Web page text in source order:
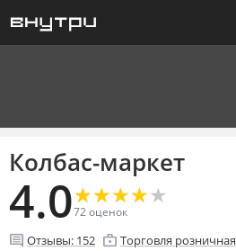
Колбас-маркет
4.0★
★★
★★
★★
★★
★
72оценок
comment Отзывы: 152 enterprise Торговля розничная